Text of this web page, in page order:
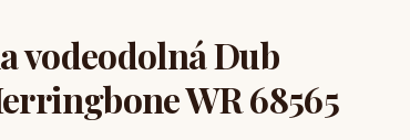
vodeodolná Dub
WR 68565